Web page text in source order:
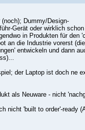
Dummy/Design-
Gerät oder wirklich
in Produkten für den
an die Industrie vorerst
entwickeln und dann
der Laptop ist doch ne
als Neuware - nicht
nicht 'built to order'-ready